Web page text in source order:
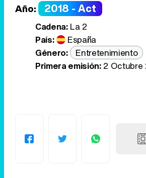
Año: 2018 - Act
Cadena:La 2
País:
España
Género:
Entretenimiento
Primera emisión:2 Octubre